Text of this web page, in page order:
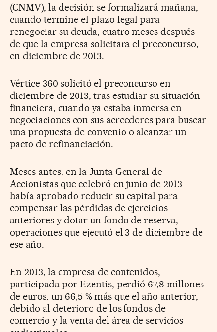
(CNMV), la decisión se formalizará mañana,
cuando termine el plazo legal para
renegociar su deuda, cuatro meses después
de que la empresa solicitara el preconcurso,
en diciembre de 2013.
Vértice 360 solicitó el preconcurso en
diciembre de 2013, tras estudiar su situación
financiera, cuando ya estaba inmersa en
negociaciones con sus acreedores para buscar
una propuesta de convenio o alcanzar un
pacto de refinanciación.
Meses antes, en la Junta General de
Accionistas que celebró en junio de 2013
había aprobado reducir su capital para
compensar las pérdidas de ejercicios
anteriores y dotar un fondo de reserva,
operaciones que ejecutó el 3 de diciembre de
ese año.
En 2013, la empresa de contenidos,
participada por Ezentis, perdió 67,8 millones
de euros, un 66,5 % más que el año anterior,
debido al deterioro de los fondos de
comercio y la venta del área de servicios